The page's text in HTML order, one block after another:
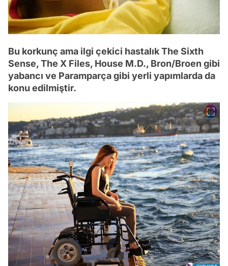
Bu korkunç ama ilgi çekici hastalık The Sixth
Sense, The X Files, House M.D., Bron/Broen gibi
yabancı ve Paramparça gibi yerli yapımlarda da
konu edilmiştir.
Video